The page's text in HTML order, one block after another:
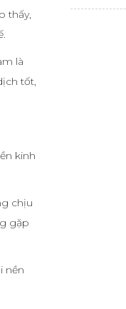
thấy,
là
tốt,
kinh
chịu
gặp
nền